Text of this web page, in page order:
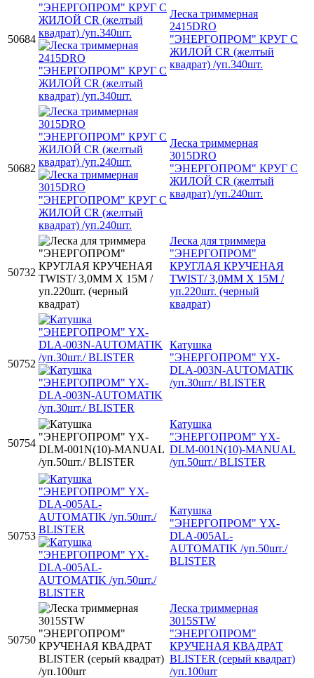
50684
Леска триммерная
2415DRO
"ЭНЕРГОПРОМ" КРУГ C
ЖИЛОЙ СR (желтый
квадрат) /уп.340шт.
50682
Леска триммерная
3015DRO
"ЭНЕРГОПРОМ" КРУГ C
ЖИЛОЙ СR (желтый
квадрат) /уп.240шт.
50732
Леска для триммера
"ЭНЕРГОПРОМ"
КРУГЛАЯ КРУЧЕНАЯ
TWIST/ 3,0ММ Х 15М /
уп.220шт. (черный
квадрат)
50752
Катушка
"ЭНЕРГОПРОМ" YX-
DLA-003N-AUTOMATIK
/уп.30шт./ BLISTER
50754
Катушка
"ЭНЕРГОПРОМ" YX-
DLM-001N(10)-MANUAL
/уп.50шт./ BLISTER
50753
Катушка
"ЭНЕРГОПРОМ" YX-
DLA-005AL-
AUTOMATIK /уп.50шт./
BLISTER
50750
Леска триммерная
3015STW
"ЭНЕРГОПРОМ"
КРУЧЕНАЯ КВАДРАТ
BLISTER (серый квадрат)
/уп.100шт